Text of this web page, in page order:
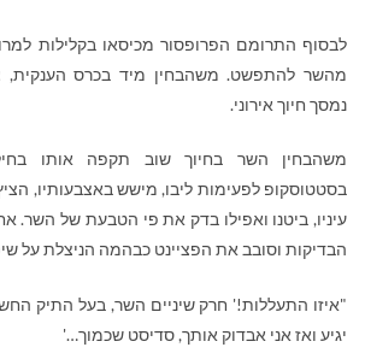
לבסוף התרומם הפרופסור מכיסאו בקלילות
מהשר להתפשט. משהבחין מיד בכרס הענקית,
נמסך חיוך אירוני.
משהבחין השר בחיוך שוב תקפה אותו
בסטטוסקופ לפעימות ליבו, מישש באצבעותיו, הציץ
עיניו, ביטנו ואפילו בדק את פי הטבעת של השר.
הבדיקות וסובב את הפציינט כבהמה הניצלת על
"איזו התעללות!' חרק שיניים השר, בעל התיק
יגיע ואז אני אבדוק אותך, סדיסט שכמוך…'